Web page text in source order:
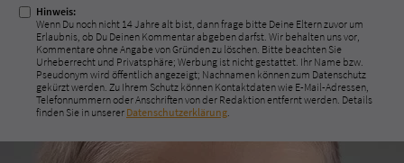
Hinweis:
Wenn Du noch nicht 14 Jahre alt bist, dann frage bitte Deine Eltern zuvor um
Erlaubnis, ob Du Deinen Kommentar abgeben darfst. Wir behalten uns vor,
Kommentare ohne Angabe von Gründen zu löschen. Bitte beachten Sie
Urheberrecht und Privatsphäre; Werbung ist nicht gestattet. Ihr Name bzw.
Pseudonym wird öffentlich angezeigt; Nachnamen können zum Datenschutz
gekürzt werden. Zu Ihrem Schutz können Kontaktdaten wie E-Mail-Adressen,
Telefonnummern oder Anschriften von der Redaktion entfernt werden. Details
finden Sie in unserer Datenschutzerklärung